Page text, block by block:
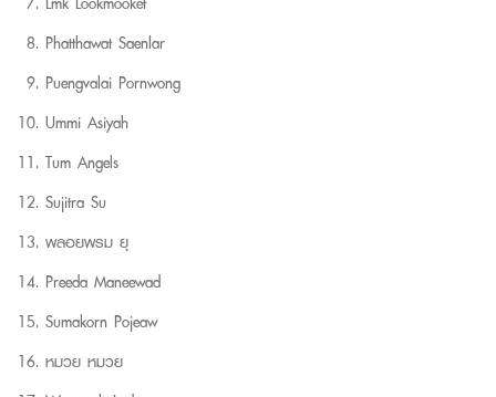
Phatthawat Saenlar
Puengvalai Pornwong
Ummi Asiyah
Tum Angels
Sujitra Su
พลอยพรม ยุ
Preeda Maneewad
Sumakorn Pojeaw
หมวย หมวย